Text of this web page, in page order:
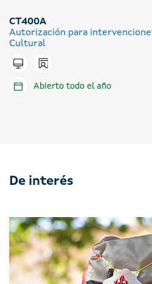
CT400A
Autorización para
Cultural
Tramitar en línea
Icono presencial
Abierto todo el año
De interés